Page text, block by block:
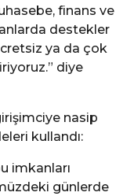
finans ve
destekler
ya da çok
diye
nasip
kullandı:
imkanları
günlerde